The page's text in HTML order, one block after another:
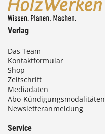
Verlag
Das Team
Kontaktformular
Shop
Zeitschrift
Mediadaten
Abo-Kündigungsmodalitäten
Newsletteranmeldung
Service